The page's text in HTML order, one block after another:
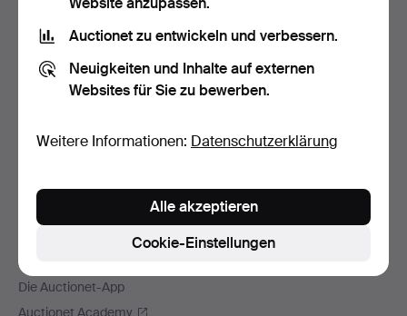
Zahlungsweisen
Wir versenden mit
Auctionet
Offene Stellen
Die Auctionet-Garantie
Mehr von Auctionet
Auctionet Magazine
Die Auctionet-App
Auctionet Academy
Auctionet zu entwickeln und verbessern.
Neuigkeiten und Inhalte auf externen
Websites für Sie zu bewerben.
Weitere Informationen: Datenschutzerklärung
Cookie-Einstellungen
Alle akzeptieren